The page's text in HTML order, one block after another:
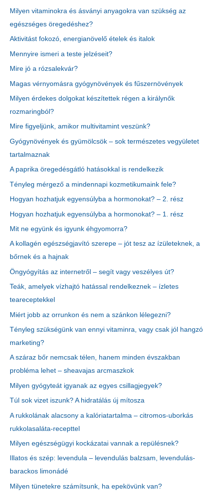
Milyen vitaminokra és ásványi anyagokra van szükség az
egészséges öregedéshez?
Aktivitást fokozó, energianövelő ételek és italok
Mennyire ismeri a teste jelzéseit?
Mire jó a rózsalekvár?
Magas vérnyomásra gyógynövények és fűszernövények
Milyen érdekes dolgokat készítettek régen a királynők
rozmaringból?
Mire figyeljünk, amikor multivitamint veszünk?
Gyógynövények és gyümölcsök – sok természetes vegyületet
tartalmaznak
A paprika öregedésgátló hatásokkal is rendelkezik
Tényleg mérgező a mindennapi kozmetikumaink fele?
Hogyan hozhatjuk egyensúlyba a hormonokat? – 2. rész
Hogyan hozhatjuk egyensúlyba a hormonokat? – 1. rész
Mit ne együnk és igyunk éhgyomorra?
A kollagén egészségjavító szerepe – jót tesz az ízületeknek, a
bőrnek és a hajnak
Öngyógyítás az internetről – segít vagy veszélyes út?
Teák, amelyek vízhajtó hatással rendelkeznek – ízletes
teareceptekkel
Miért jobb az orrunkon és nem a szánkon lélegezni?
Tényleg szükségünk van ennyi vitaminra, vagy csak jól hangzó
marketing?
A száraz bőr nemcsak télen, hanem minden évszakban
probléma lehet – sheavajas arcmaszkok
Milyen gyógyteát igyanak az egyes csillagjegyek?
Túl sok vizet iszunk? A hidratálás új mítosza
A rukkolának alacsony a kalóriatartalma – citromos-uborkás
rukkolasaláta-recepttel
Milyen egészségügyi kockázatai vannak a repülésnek?
Illatos és szép: levendula – levendulás balzsam, levendulás-
barackos limonádé
Milyen tünetekre számítsunk, ha epekövünk van?